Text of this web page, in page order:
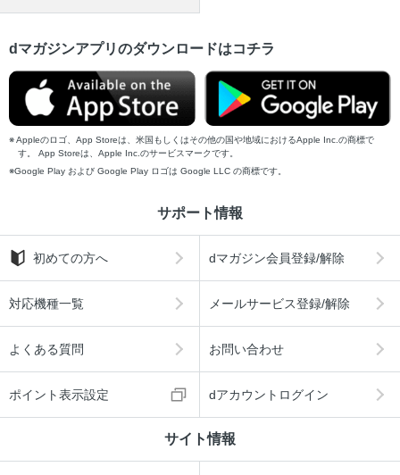
dマガジンアプリのダウンロードはコチラ
Appleのロゴ、App Storeは、米国もしくはその他の国や地域におけるApple Inc.の商標で
す。 App Storeは、Apple Inc.のサービスマークです。
Google Play および Google Play ロゴは Google LLC の商標です。
サポート情報
初めての方へ dマガジン会員登録/解除
対応機種一覧 メールサービス登録/解除
よくある質問 お問い合わせ
ポイント表示設定 dアカウントログイン
サイト情報